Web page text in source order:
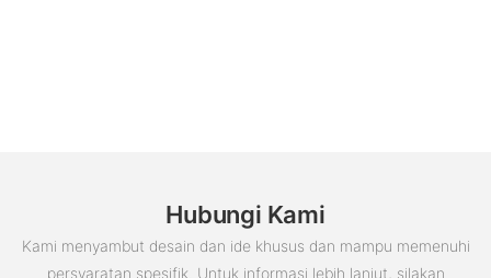
Hubungi Kami
Kami menyambut desain dan ide khusus dan mampu memenuhi
persyaratan spesifik. Untuk informasi lebih lanjut, silakan